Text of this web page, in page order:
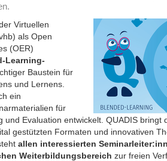
Virtuellen
als Open
(OER)
Learning-
Baustein für
und Lernens.
ein
für
und Evaluation entwickelt. QUADIS bringt
gestützten Formaten und innovativen
allen interessierten
Weiterbildungsbereich zur freien